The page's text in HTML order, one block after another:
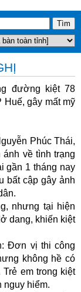
đường kiệt 78
Huế, gây mất mỹ
Phúc Thái,
về tình trạng
gần 1 tháng nay
bất cập gây ảnh
nhưng tại hiện
dang, khiến kiệt
Đơn vị thi công
không hề có
em trong kiệt
nguy hiểm.